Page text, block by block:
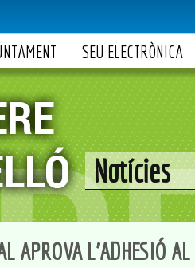
SEU ELECTRÒNICA
Notícies
APROVA L'ADHESIÓ